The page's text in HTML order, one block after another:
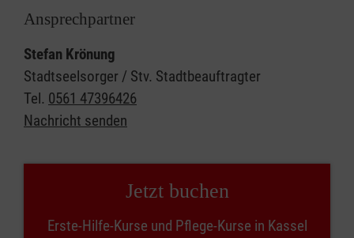
Ansprechpartner
Stefan Krönung
Stadtseelsorger / Stv. Stadtbeauftragter
Tel. 0561 47396426
Nachricht senden
Jetzt buchen
Erste-Hilfe-Kurse und Pflege-Kurse in Kassel